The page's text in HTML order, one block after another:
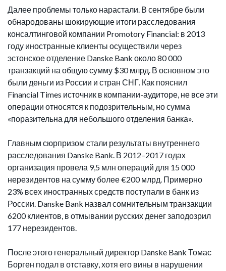
Далее проблемы только нарастали. В сентябре были
обнародованы шокирующие итоги расследования
консалтинговой компании Promotory Financial: в 2013
году иностранные клиенты осуществили через
эстонское отделение Danske Bank около 80 000
транзакций на общую сумму $30 млрд. В основном это
были деньги из России и стран СНГ. Как пояснил
Financial Times источник в компании-аудиторе, не все эти
операции относятся к подозрительным, но сумма
«поразительна для небольшого отделения банка».
Главным сюрпризом стали результаты внутреннего
расследования Danske Bank. В 2012–2017 годах
организация провела 9,5 млн операций для 15 000
нерезидентов на сумму более €200 млрд. Примерно
23% всех иностранных средств поступали в банк из
России. Danske Bank назвал сомнительным транзакции
6200 клиентов, в отмывании русских денег заподозрил
177 нерезидентов.
После этого генеральный директор Danske Bank Томас
Борген подал в отставку, хотя его вины в нарушении